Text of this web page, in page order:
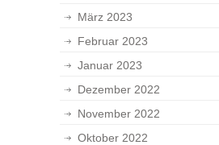
März 2023
Februar 2023
Januar 2023
Dezember 2022
November 2022
Oktober 2022